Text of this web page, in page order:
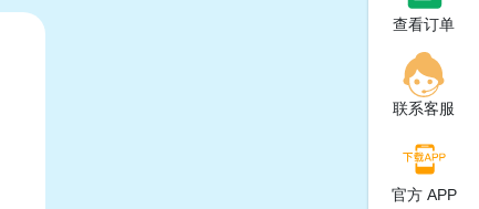
查看订单
联系客服
官方 APP